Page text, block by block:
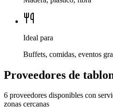
Ideal para
Buffets, comidas, eventos
Proveedores de
6 proveedores disponibles con
zonas cercanas